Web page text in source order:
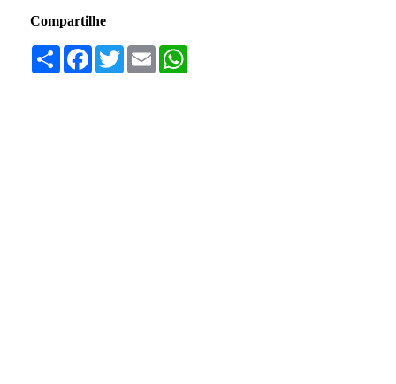
Compartilhe
Compartilhar
Facebook
TwitterEmail